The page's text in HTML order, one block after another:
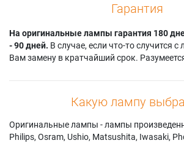
Гарантия
На оригинальные лампы гарантия 180
- 90 дней. В случае, если что-то случится
Вам замену в кратчайший срок.
Какую лампу
Оригинальные лампы - лампы
Philips, Osram, Ushio, Matsushita, Iwasaki,